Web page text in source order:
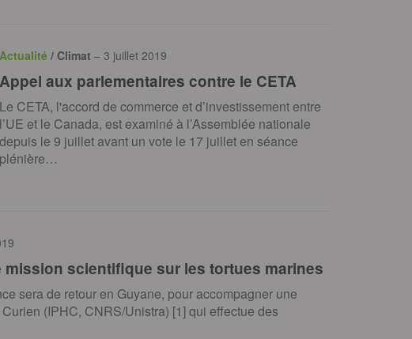
Actualité / Climat – 3 juillet 2019
Appel aux parlementaires contre le CETA
Le CETA, l'accord de commerce et d’investissement entre
l’UE et le Canada, est examiné à l’Assemblée nationale
depuis le 9 juillet avant un vote le 17 juillet en séance
plénière…
mission scientifique sur les tortues marines
sera de retour en Guyane, pour accompagner une
(IPHC, CNRS/Unistra) [1] qui effectue des